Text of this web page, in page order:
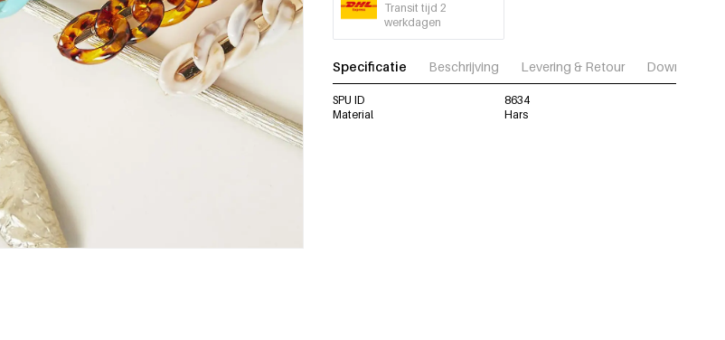
Transit tijd 2
werkdagen
Specificatie Beschrijving Levering & Retour Download
SPU ID
8634
Material
Hars